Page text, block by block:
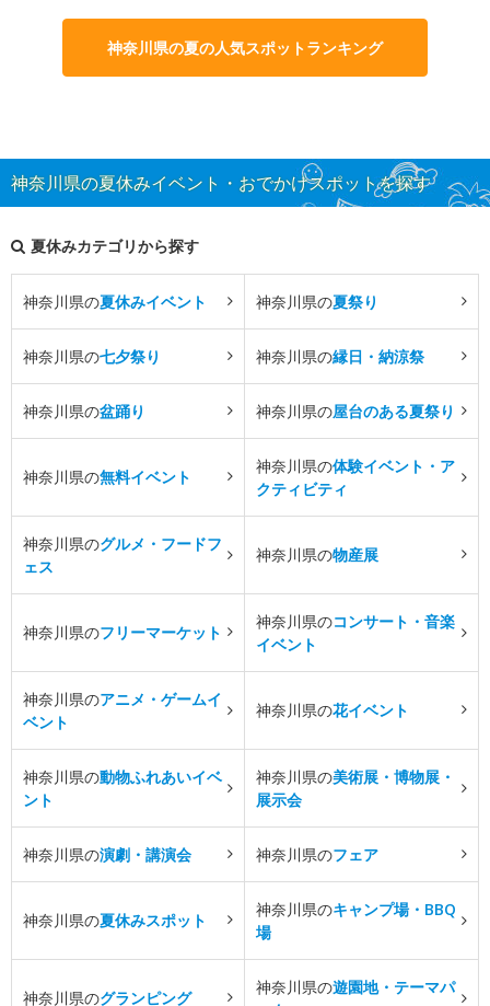
神奈川県の夏の人気スポットランキング
神奈川県の夏休みイベント・おでかけスポットを探す
夏休みカテゴリから探す
神奈川県の夏休みイベント 神奈川県の夏祭り
神奈川県の七夕祭り 神奈川県の縁日・納涼祭
神奈川県の盆踊り 神奈川県の屋台のある夏祭り
神奈川県の無料イベント
神奈川県の体験イベント・ア
クティビティ
神奈川県のグルメ・フードフ
ェス
神奈川県の物産展
神奈川県のフリーマーケット
神奈川県のコンサート・音楽
イベント
神奈川県のアニメ・ゲームイ
ベント
神奈川県の花イベント
神奈川県の動物ふれあいイベ
ント
神奈川県の美術展・博物展・
展示会
神奈川県の演劇・講演会 神奈川県のフェア
神奈川県の夏休みスポット
神奈川県のキャンプ場・BBQ
場
神奈川県のグランピング
神奈川県の遊園地・テーマパ